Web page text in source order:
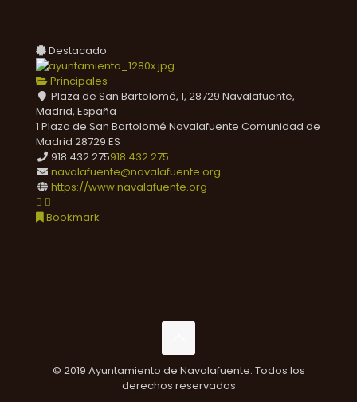
Destacado
Principales
Plaza de San Bartolomé, 1, 28729 Navalafuente,
Madrid, España
1 Plaza de San Bartolomé Navalafuente Comunidad de
Madrid 28729 ES
918 432 275918 432 275
navalafuente@navalafuente.org
https://www.navalafuente.org
Bookmark
© 2019 Ayuntamiento de Navalafuente. Todos los
derechos reservados